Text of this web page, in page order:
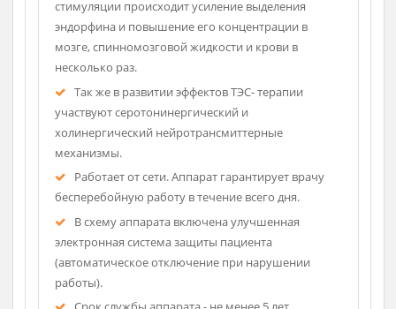
располагается всегда в области лба,
положительный – за ушами.
Ток от аппарата проникает через кожу и мягкие
ткани головы, череп и действует в конечном итоге
на антиноцицептивные структуры головного
мозга. Тем самым обеспечивая активацию
защитных механизмов мозга.
Уже через 10–15 минут после начала
стимуляции происходит усиление выделения
эндорфина и повышение его концентрации в
мозге, спинномозговой жидкости и крови в
несколько раз.
Так же в развитии эффектов ТЭС- терапии